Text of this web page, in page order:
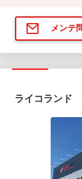
メンテ
ライコランド